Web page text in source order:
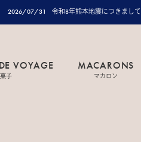
2026/07/31 令和8年熊本地震につきまして
VOYAGE
子
MACARONS
マカロン